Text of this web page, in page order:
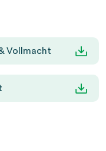
Vollmacht